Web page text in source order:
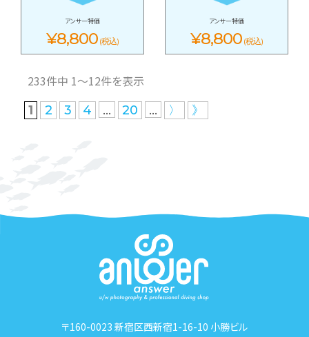
アンサー特価
¥8,800 (税込)
アンサー特価
¥8,800 (税込)
233件中 1〜12件を表示
1 2 3 4 ... 20 ... 〉 》
〒160-0023 新宿区西新宿1-16-10 小勝ビル